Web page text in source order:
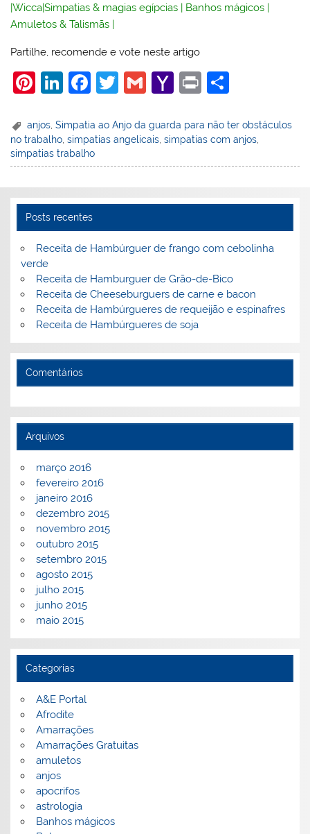
|Wicca|Simpatias & magias egípcias | Banhos mágicos |
Amuletos & Talismãs |
Partilhe, recomende e vote neste artigo
Pi
er
e
st
Li
k
e
dI
F
c
e
b
o
k
T
itt
er
G
ai
l
Y
h
o
o
l
Pr
t
ar
e
anjos ,Simpatia ao Anjo da guarda para não ter obstáculos
no trabalho ,simpatias angelicais ,simpatias com anjos
simpatias trabalho
Posts recentes
Receita de Hambúrguer de frango com cebolinha
verde
Receita de Hamburguer de Grão-de-Bico
Receita de Cheeseburguers de carne e bacon
Receita de Hambúrgueres de requeijão e espinafres
Receita de Hambúrgueres de soja
Comentários
Arquivos
março 2016
fevereiro 2016
janeiro 2016
dezembro 2015
novembro 2015
outubro 2015
setembro 2015
agosto 2015
julho 2015
junho 2015
maio 2015
Categorias
A&E Portal
Afrodite
Amarrações
Amarrações Gratuitas
amuletos
anjos
apocrifos
astrologia
Banhos mágicos